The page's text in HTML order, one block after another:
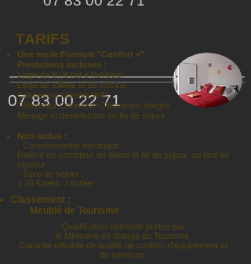
07 83 00 22 71
TARIFS
Une seule Formule "Confort +"
Prestations incluses :
Linge de lit (lit fait à l'arrivée)
Linge de toilette et de cuisine
Connexion Internet WiFi
Téléviseur Connecté Chromcast intégré
Ménage et désinfection en fin de séjour
Non inclus :
- Consommation électrique :
Relève du compteur en début et fin de séjour, au tarif en
vigueur.
- Taxe de séjour :
1.10 €/pers. / nuitée
Classement :
Meublé de Tourisme
Qualification nationale portée par
le Ministère en charge du Tourisme.
Garantie officielle de qualité de confort, d'équipement et
de services.